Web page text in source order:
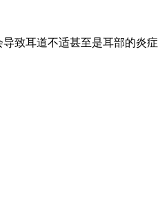
耳道不适甚至是耳部的炎